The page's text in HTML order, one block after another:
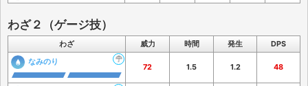
わざ２（ゲージ技）
わざ 威力 時間 発生
DPS
なみのり
72 1.5 1.2 48